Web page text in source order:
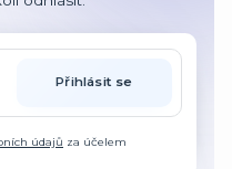
Přihlásit se
údajů za účelem